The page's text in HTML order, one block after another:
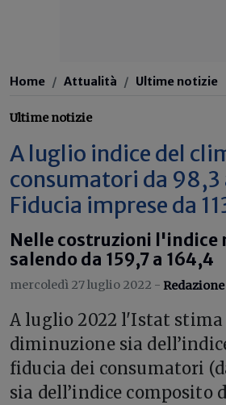
Home Attualità Ultime notizie
Ultime notizie
A luglio indice del
consumatori da 98,3
Fiducia imprese da
Nelle costruzioni l'indice
salendo da 159,7 a 164,4
mercoledì 27 luglio 2022 -
A luglio 2022 l'Istat stima
diminuzione sia
fiducia dei consumatori
sia dell’indice composito